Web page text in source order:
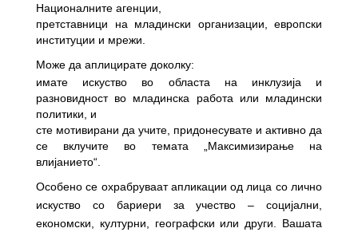
Националните агенции,
претставници на младински организации, европски
институции и мрежи.
Може да аплицирате доколку:
имате искуство во областа на инклузија и
разновидност во младинска работа или младински
политики, и
сте мотивирани да учите, придонесувате и активно да
се вклучите во темата „Максимизирање на
влијанието“.
Особено се охрабруваат апликации од лица со лично
искуство со бариери за учество – социјални,
економски, културни, географски или други. Вашата